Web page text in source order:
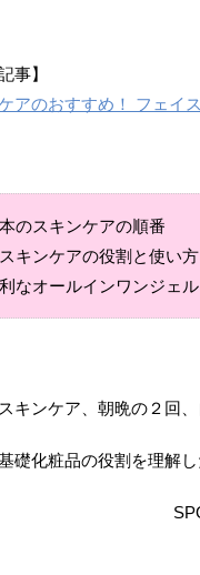
事】
アのおすすめ！ フェイ
本のスキンケアの順番
スキンケアの役割と使い方
利なオールインワンジェル
キンケア、朝晩の２回
礎化粧品の役割を理解